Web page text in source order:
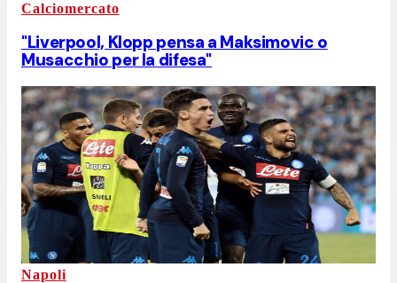
Calciomercato
"Liverpool, Klopp pensa a Maksimovic o
Musacchio per la difesa"
Napoli